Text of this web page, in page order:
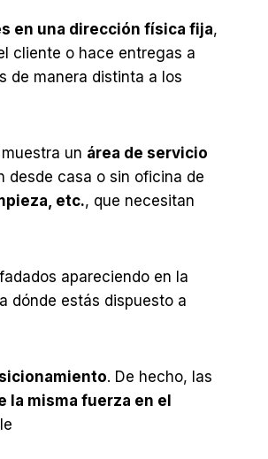
en una dirección física fija,
cliente o hace entregas a
de manera distinta a los
un área de servicio
desde casa o sin oficina de
etc., que necesitan
apareciendo en la
dónde estás dispuesto a
. De hecho, las
la misma fuerza en el